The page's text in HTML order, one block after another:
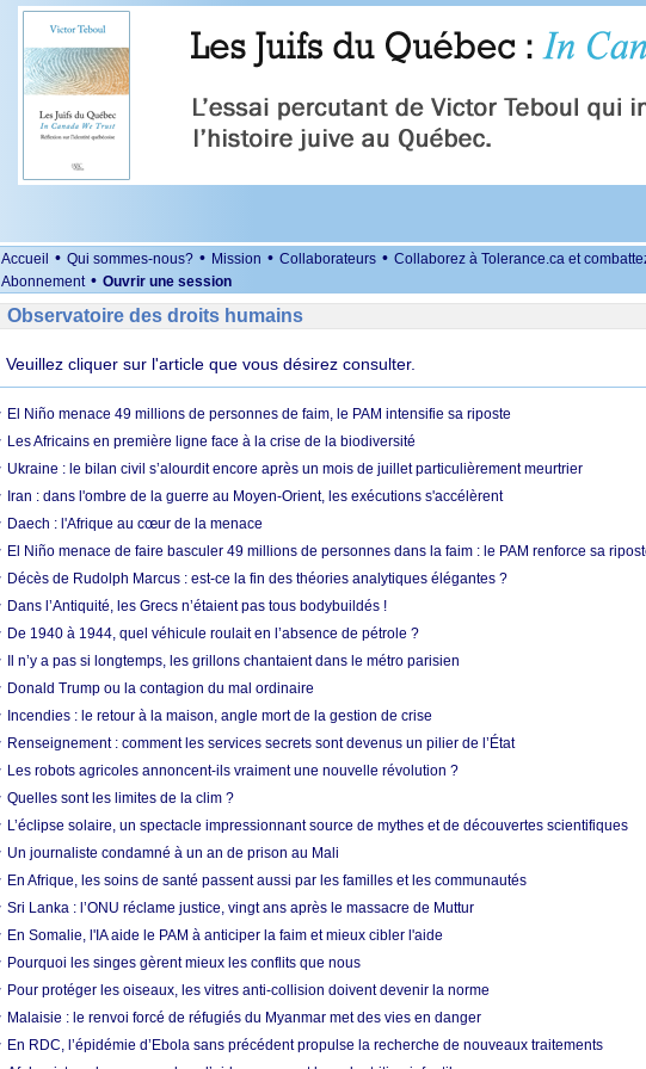
Accueil • Qui sommes-nous? • Mission • Collaborateurs • Collaborez à Tolerance.ca et
Abonnement • Ouvrir une session
Observatoire des droits humains
Veuillez cliquer sur l'article que vous désirez consulter.
El Niño menace 49 millions de personnes de faim, le PAM intensifie sa riposte
Les Africains en première ligne face à la crise de la biodiversité
Ukraine : le bilan civil s’alourdit encore après un mois de juillet particulièrement meurtrier
Iran : dans l'ombre de la guerre au Moyen-Orient, les exécutions s'accélèrent
Daech : l'Afrique au cœur de la menace
El Niño menace de faire basculer 49 millions de personnes dans la faim : le PAM renforce sa
Décès de Rudolph Marcus : est-ce la fin des théories analytiques élégantes ?
Dans l’Antiquité, les Grecs n’étaient pas tous bodybuildés !
De 1940 à 1944, quel véhicule roulait en l’absence de pétrole ?
Il n’y a pas si longtemps, les grillons chantaient dans le métro parisien
Donald Trump ou la contagion du mal ordinaire
Incendies : le retour à la maison, angle mort de la gestion de crise
Renseignement : comment les services secrets sont devenus un pilier de l’État
Les robots agricoles annoncent-ils vraiment une nouvelle révolution ?
Quelles sont les limites de la clim ?
L’éclipse solaire, un spectacle impressionnant source de mythes et de découvertes scientifiques
Un journaliste condamné à un an de prison au Mali
En Afrique, les soins de santé passent aussi par les familles et les communautés
Sri Lanka : l’ONU réclame justice, vingt ans après le massacre de Muttur
En Somalie, l'IA aide le PAM à anticiper la faim et mieux cibler l'aide
Pourquoi les singes gèrent mieux les conflits que nous
Pour protéger les oiseaux, les vitres anti-collision doivent devenir la norme
Malaisie : le renvoi forcé de réfugiés du Myanmar met des vies en danger
En RDC, l’épidémie d’Ebola sans précédent propulse la recherche de nouveaux traitements